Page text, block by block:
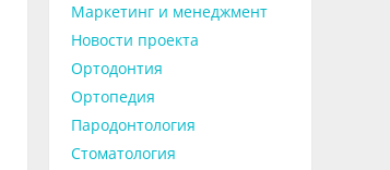
Маркетинг и менеджмент
Новости проекта
Ортодонтия
Ортопедия
Пародонтология
Стоматология